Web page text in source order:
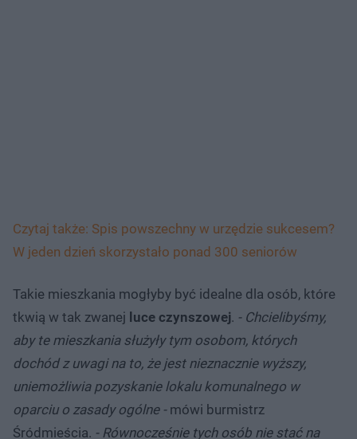
Czytaj także: Spis powszechny w urzędzie sukcesem?
W jeden dzień skorzystało ponad 300 seniorów
Takie mieszkania mogłyby być idealne dla osób, które
tkwią w tak zwanej luce czynszowej. - Chcielibyśmy,
aby te mieszkania służyły tym osobom, których
dochód z uwagi na to, że jest nieznacznie wyższy,
uniemożliwia pozyskanie lokalu komunalnego w
oparciu o zasady ogólne -mówi burmistrz
Śródmieścia. - Równocześnie tych osób nie stać na